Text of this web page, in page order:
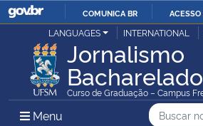
IR
PARA
O
CONTEÚDO
COMUNICA BR
Ministério da Justiça e Segurança Pública
Ministério da Defesa
LANGUAGES INTERNATIONAL
Jornalismo
Bacharelado
Curso de Graduação – Campus
Menu Menu Principal do Sítio
Busca
Busca: